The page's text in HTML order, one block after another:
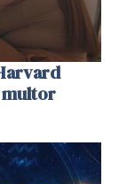
multor